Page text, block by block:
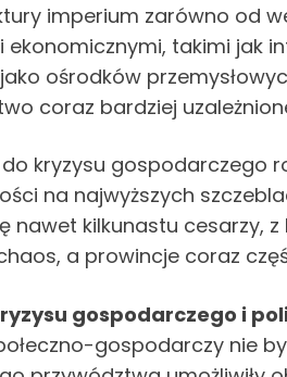
imperium zarówno od
takimi jak
ośrodków
coraz bardziej
kryzysu gospodarczego
na najwyższych
nawet kilkunastu cesarzy,
a prowincje coraz
gospodarczego i
gospodarczy nie